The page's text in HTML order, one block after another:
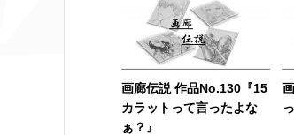
画廊伝説 作品No.130『15
カラットって言ったよな
ぁ？』